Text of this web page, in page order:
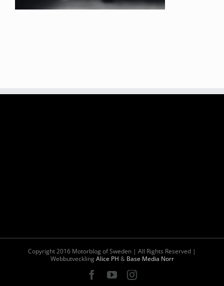
Copyright 2016 Motorblog of Sweden | All Rights Reserved |
WebbutvecklingAlice PH & Base Media Norr
Facebook
YouTubeInstagram